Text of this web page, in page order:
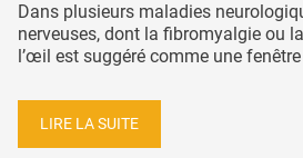
Dans plusieurs maladies
nerveuses, dont la fibromyalgie ou
l’œil est suggéré comme une
LIRE LA SUITE